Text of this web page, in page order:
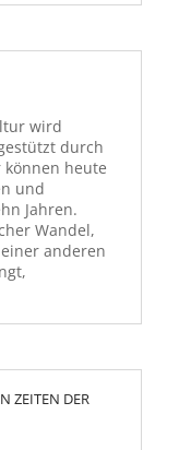
wird
durch
heute
und
Jahren.
Wandel,
anderen
ZEITEN DER